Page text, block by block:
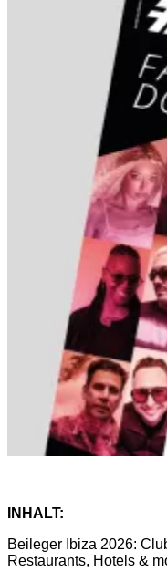
INHALT:
Beileger Ibiza 2026:
Restaurants, Hotels &